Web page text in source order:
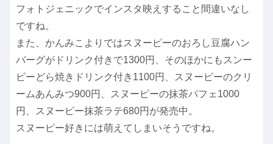
フォトジェニックでインスタ映えすること間違いなし
ですね。
また、かんみこよりではスヌーピーのおろし豆腐ハン
バーグがドリンク付きで1300円、そのほかにもスンー
ピーどら焼きドリンク付き1100円、スヌーピーのクリ
ームあんみつ900円、スヌーピーの抹茶パフェ1000
円、スヌーピー抹茶ラテ680円が発売中。
スヌーピー好きには萌えてしまいそうですね。